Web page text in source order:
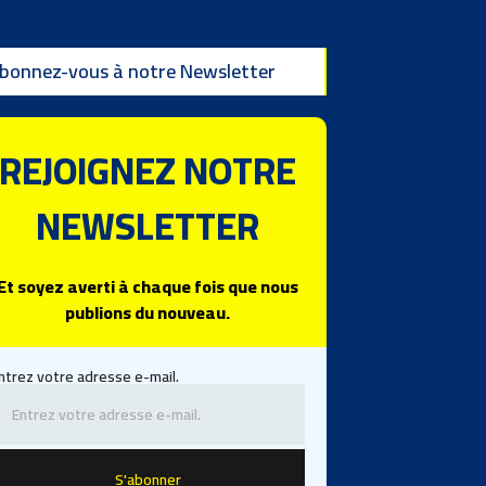
vous à notre Newsletter
REJOIGNEZ NOTRE
NEWSLETTER
soyez averti à chaque fois que nous
publions du nouveau.
votre adresse e-mail.